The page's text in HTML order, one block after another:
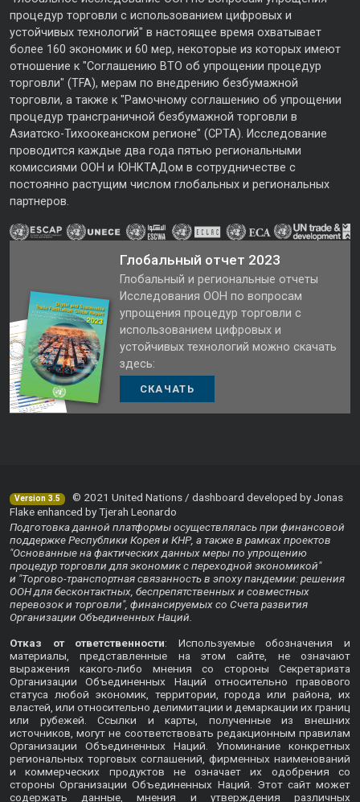
процедур торговли с использованием цифровых и
устойчивых технологий" в настоящее время охватывает
более 160 экономик и 60 мер, некоторые из которых имеют
отношение к "Соглашению ВТО об упрощении процедур
торговли" (TFA), мерам по внедрению безбумажной
торговли, а также к "Рамочному соглашению об упрощении
процедур трансграничной безбумажной торговли в
Азиатско-Тихоокеанском регионе" (CPTA). Исследование
проводится каждые два года пятью региональными
комиссиями ООН и ЮНКТАДом в сотрудничестве с
постоянно растущим числом глобальных и региональных
партнеров.
Глобальный отчет 2023
Глобальный и региональные отчеты
Исследования ООН по вопросам
упрощения процедур торговли с
использованием цифровых и
устойчивых технологий можно скачать
здесь:
СКАЧАТЬ
Version 3.5
© 2021 United Nations / dashboard developed by Jonas
Flake enhanced by Tjerah Leonardo
Подготовка данной платформы осуществлялась при финансовой
поддержке Республики Корея и КНР, а также в рамках проектов
"Основанные на фактических данных меры по упрощению
процедур торговли для экономик с переходной экономикой"
и "Торгово-транспортная связанность в эпоху пандемии: решения
ООН для бесконтактных, беспрепятственных и совместных
перевозок и торговли", финансируемых со Счета развития
Организации Объединенных Наций.
Отказ от ответственности: Используемые обозначения и
материалы, представленные на этом сайте, не означают
выражения какого-либо мнения со стороны Секретариата
Организации Объединенных Наций относительно правового
статуса любой экономик, территории, города или района, их
властей, или относительно делимитации и демаркации их границ
или рубежей. Ссылки и карты, полученные из внешних
источников, могут не соответствовать редакционным правилам
Организации Объединенных Наций. Упоминание конкретных
региональных торговых соглашений, фирменных наименований
и коммерческих продуктов не означает их одобрения со
стороны Организации Объединенных Наций. Этот сайт может
содержать данные, мнения и утверждения различных